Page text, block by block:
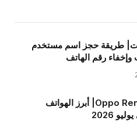
طريقة حجز اسم مستخدم
رقم الهاتف
أبرزها Oppo Reno 16| أبرز الهواتف
2026